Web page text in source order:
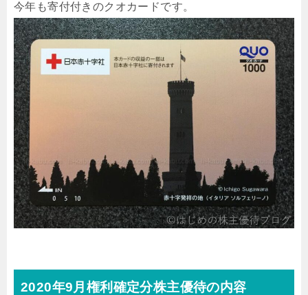
今年も寄付付きのクオカードです。
2020年9月権利確定分株主優待の内容